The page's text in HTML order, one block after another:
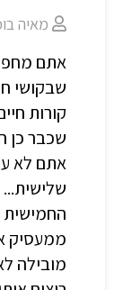
מאיה
אתם
שבקושי
קורות
שכבר כן
אתם לא
ממעסיק
מובילה